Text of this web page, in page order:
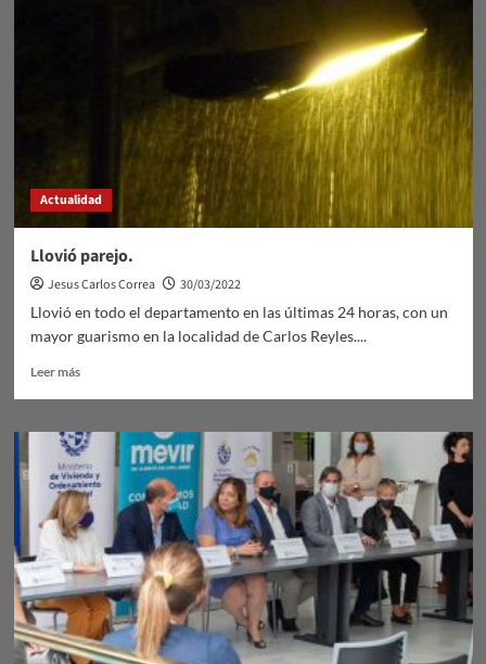
Actualidad
Llovió parejo.
Jesus Carlos Correa
30/03/2022
Llovió en todo el departamento en las últimas 24 horas, con un
mayor guarismo en la localidad de Carlos Reyles....
Leer másLeer
Llovió
parejo.